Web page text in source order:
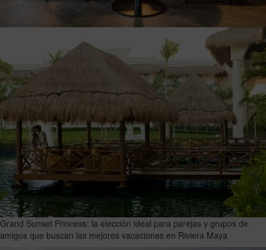
Grand Sunset Princess: la elección ideal para parejas y grupos de
amigos que buscan las mejores vacaciones en Riviera Maya